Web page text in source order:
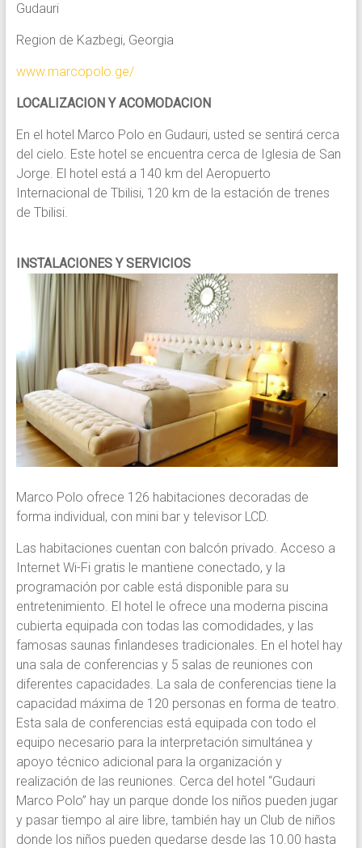
Gudauri
Region de Kazbegi, Georgia
www.marcopolo.ge/
LOCALIZACION Y ACOMODACION
En el hotel Marco Polo en Gudauri, usted se sentirá cerca
del cielo. Este hotel se encuentra cerca de Iglesia de San
Jorge. El hotel está a 140 km del Aeropuerto
Internacional de Tbilisi, 120 km de la estación de trenes
de Tbilisi.
INSTALACIONES Y SERVICIOS
Marco Polo ofrece 126 habitaciones decoradas de
forma individual, con mini bar y televisor LCD.
Las habitaciones cuentan con balcón privado. Acceso a
Internet Wi-Fi gratis le mantiene conectado, y la
programación por cable está disponible para su
entretenimiento. El hotel le ofrece una moderna piscina
cubierta equipada con todas las comodidades, y las
famosas saunas finlandeses tradicionales. En el hotel hay
una sala de conferencias y 5 salas de reuniones con
diferentes capacidades. La sala de conferencias tiene la
capacidad máxima de 120 personas en forma de teatro.
Esta sala de conferencias está equipada con todo el
equipo necesario para la interpretación simultánea y
apoyo técnico adicional para la organización y
realización de las reuniones. Cerca del hotel “Gudauri
Marco Polo” hay un parque donde los niños pueden jugar
y pasar tiempo al aire libre, también hay un Club de niños
donde los niños pueden quedarse desde las 10.00 hasta